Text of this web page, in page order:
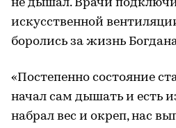
не дышал. Врачи
искусственной
боролись за жизнь
«Постепенно состояние
начал сам дышать и есть
набрал вес и окреп, нас